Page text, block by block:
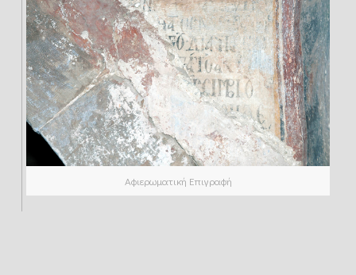
Αφιερωματική Επιγραφή